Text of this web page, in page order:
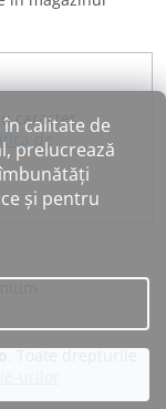
calitate de
prelucrează
și pentru
caracter
de
urilor